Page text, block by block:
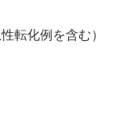
転化例を含む）